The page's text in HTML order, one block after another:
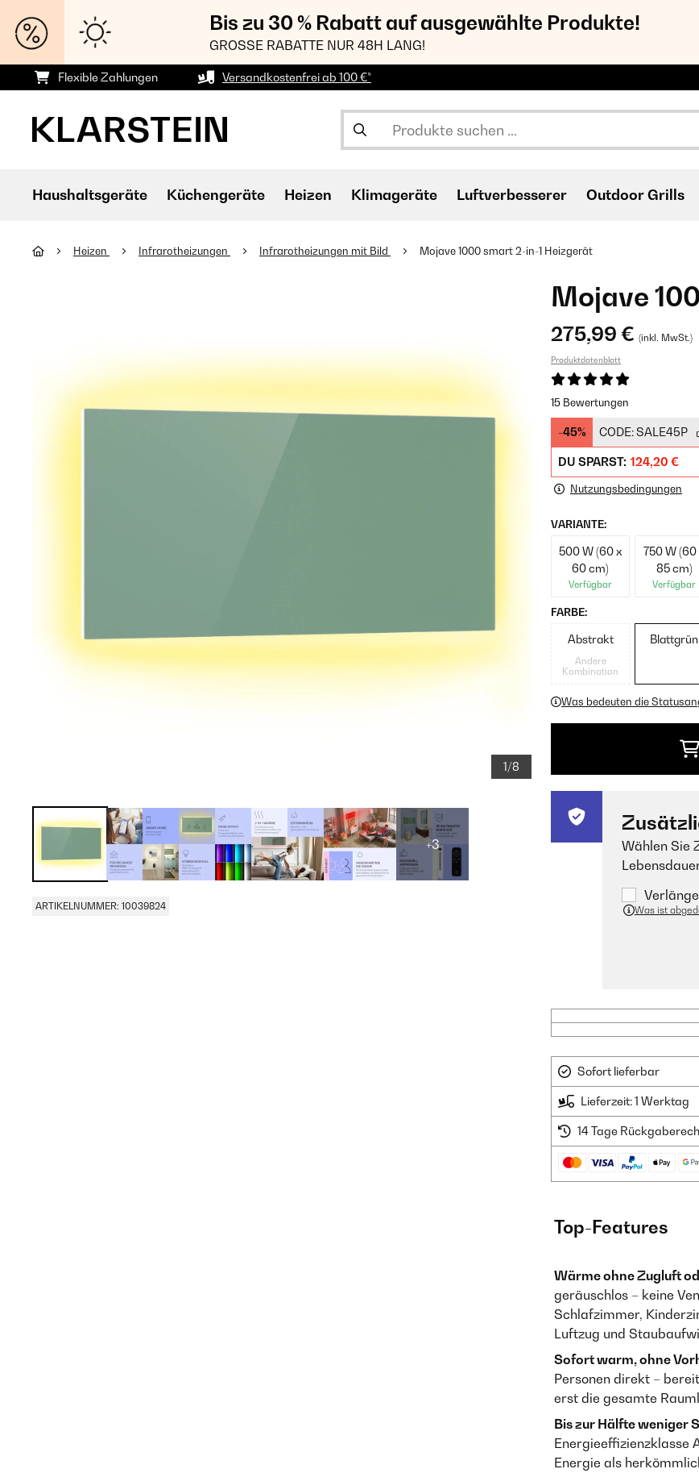
Bis zu 30 % Rabatt auf ausgewählte Produkte!
GROSSE RABATTE NUR 48H LANG!
Flexible Zahlungen Versandkostenfrei ab 100 €*
Haushaltsgeräte Küchengeräte Heizen Klimageräte Luftverbesserer Outdoor Grills
Heizen Infrarotheizungen Infrarotheizungen mit Bild Mojave 1000 smart 2-in-1 Heizgerät
1/8
+3
ARTIKELNUMMER: 10039824
Mojave
275,99 € (inkl. MwSt.)
Produktdatenblatt
15 Bewertungen
-45% CODE:SALE45P
DU SPARST: 124,20 €
Nutzungsbedingungen
VARIANTE:
500 W (60 x
60 cm)
Verfügbar
750 W (60
85 cm)
Verfügbar
FARBE:
Abstrakt
Andere
Kombination
Blattgrün
Was bedeuten die
Wählen Sie
Was ist
Sofort lieferbar
Lieferzeit: 1 Werktag
14 Tage
Top-Features
Wärme ohne Zugluft
geräuschlos – keine
Schlafzimmer,
Luftzug und
Sofort warm, ohne
Personen direkt –
erst die gesamte
Bis zur Hälfte weniger
Energieeffizienzklasse
Energie als